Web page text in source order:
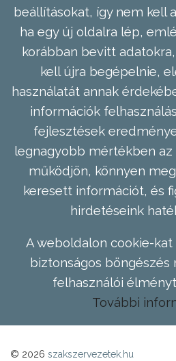
beállításokat, így nem kell
ha egy új oldalra lép,
korábban bevitt
kell újra begépelnie,
használatát annak
információk
fejlesztések
legnagyobb mértékben az
működjön, könnyen
keresett információt, és
hirdetéseink
A weboldalon cookie-
biztonságos
felhasználói
További
© 2026 szakszervezetek.hu